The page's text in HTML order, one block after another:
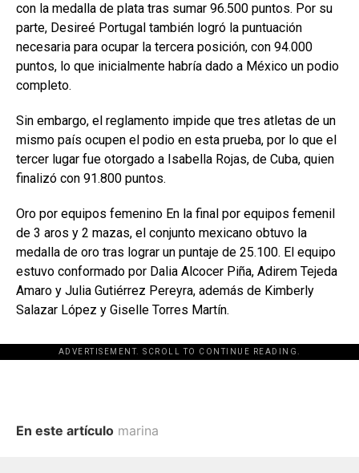
con la medalla de plata tras sumar 96.500 puntos. Por su
parte, Desireé Portugal también logró la puntuación
necesaria para ocupar la tercera posición, con 94.000
puntos, lo que inicialmente habría dado a México un podio
completo.
Sin embargo, el reglamento impide que tres atletas de un
mismo país ocupen el podio en esta prueba, por lo que el
tercer lugar fue otorgado a Isabella Rojas, de Cuba, quien
finalizó con 91.800 puntos.
Oro por equipos femenino En la final por equipos femenil
de 3 aros y 2 mazas, el conjunto mexicano obtuvo la
medalla de oro tras lograr un puntaje de 25.100. El equipo
estuvo conformado por Dalia Alcocer Piña, Adirem Tejeda
Amaro y Julia Gutiérrez Pereyra, además de Kimberly
Salazar López y Giselle Torres Martín.
ADVERTISEMENT. SCROLL TO CONTINUE READING.
En este artículo marina